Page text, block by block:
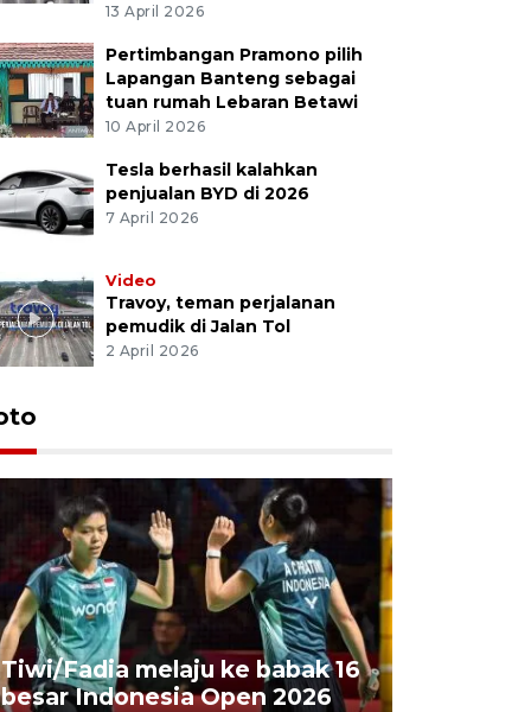
13 April 2026
Pertimbangan Pramono pilih
Lapangan Banteng sebagai
tuan rumah Lebaran Betawi
10 April 2026
Tesla berhasil kalahkan
penjualan BYD di 2026
7 April 2026
Video
Travoy, teman perjalanan
pemudik di Jalan Tol
2 April 2026
Tiwi/Fadia melaju ke babak 16
besar Indonesia Open 2026